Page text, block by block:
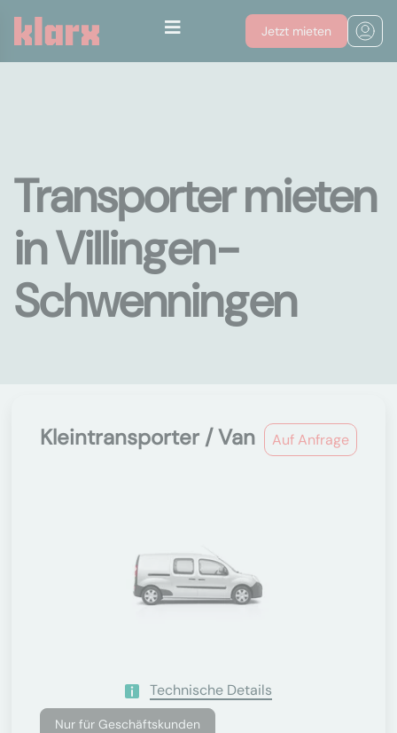
Jetzt mieten
Transporter mieten
in Villingen-
Schwenningen
Auf Anfrage
Kleintransporter / Van
Technische Details
Nur für Geschäftskunden